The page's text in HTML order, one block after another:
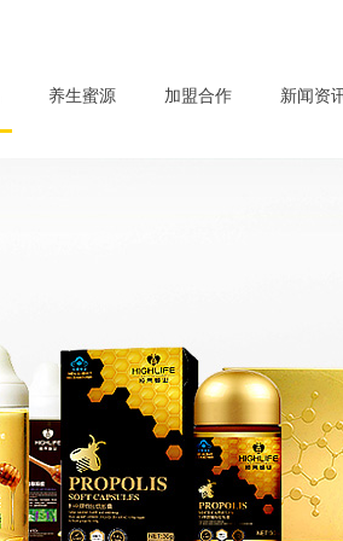
养生蜜源 加盟合作 新闻资